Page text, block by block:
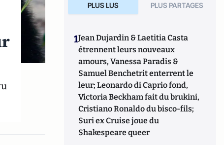
PLUS LUS PLUS PARTAGES
1Jean Dujardin & Laetitia Casta
étrennent leurs nouveaux
amours, Vanessa Paradis &
Samuel Benchetrit enterrent le
leur; Leonardo di Caprio fond,
Victoria Beckham fait du brukini,
Cristiano Ronaldo du bisco-fils;
Suri ex Cruise joue du
Shakespeare queer